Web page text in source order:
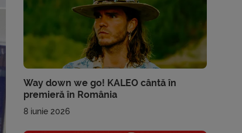
Way down we go! KALEO cântă în
premieră în România
8 iunie 2026